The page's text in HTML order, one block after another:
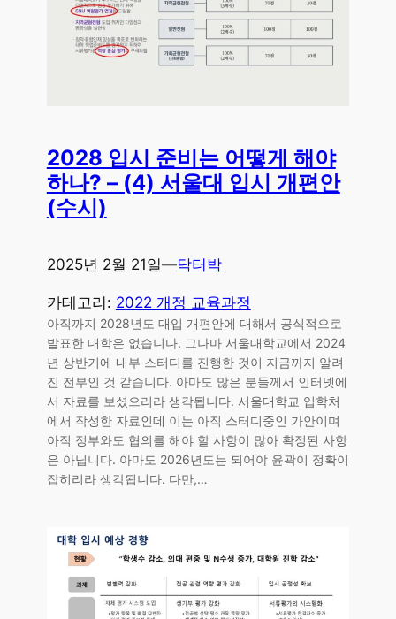
2028 입시 준비는 어떻게 해야
하나? – (4) 서울대 입시 개편안
(수시)
2025년 2월 21일—닥터박
카테고리: 2022 개정 교육과정
아직까지 2028년도 대입 개편안에 대해서 공식적으로
발표한 대학은 없습니다. 그나마 서울대학교에서 2024
년 상반기에 내부 스터디를 진행한 것이 지금까지 알려
진 전부인 것 같습니다. 아마도 많은 분들께서 인터넷에
서 자료를 보셨으리라 생각됩니다. 서울대학교 입학처
에서 작성한 자료인데 이는 아직 스터디중인 가안이며
아직 정부와도 협의를 해야 할 사항이 많아 확정된 사항
은 아닙니다. 아마도 2026년도는 되어야 윤곽이 정확이
잡히리라 생각됩니다. 다만,…